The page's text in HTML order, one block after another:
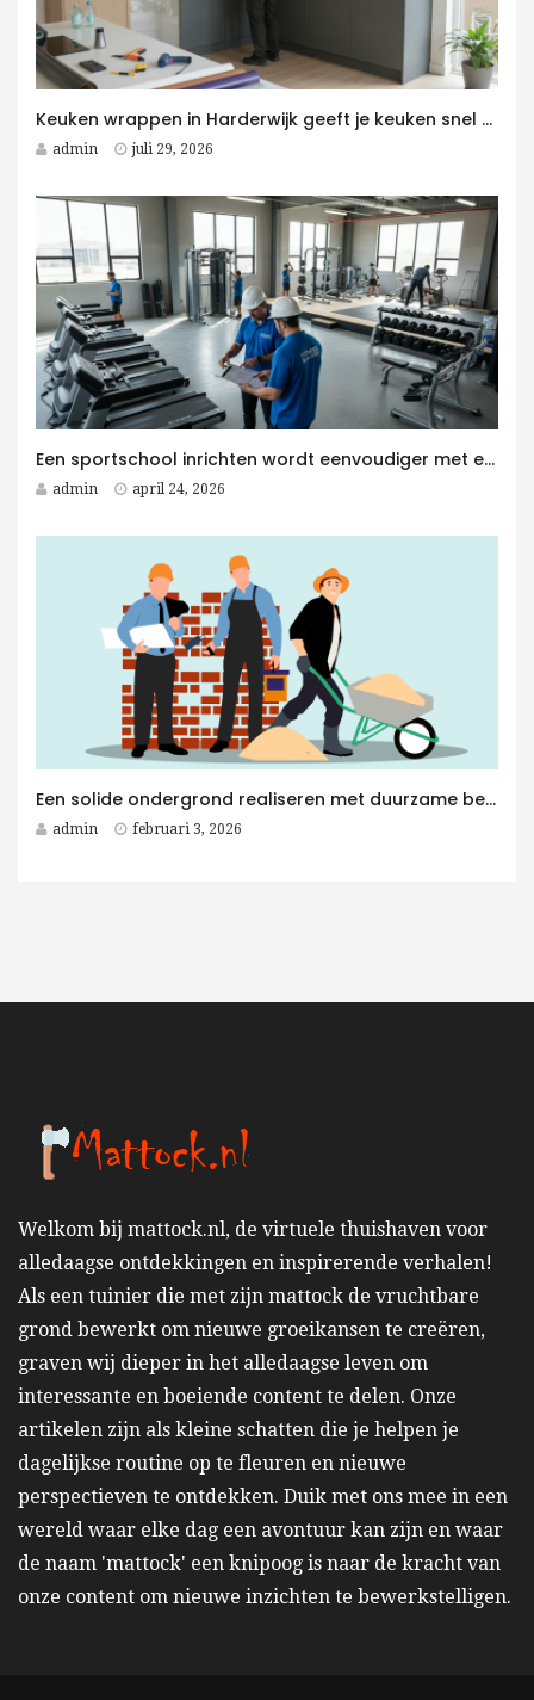
Keuken wrappen in Harderwijk geeft je keuken snel een moderne upgrade
admin juli 29, 2026
Een sportschool inrichten wordt eenvoudiger met een Fitness Aannemer aan je zijde
admin april 24, 2026
Een solide ondergrond realiseren met duurzame betonplaten voor elk betonwerken project
admin februari 3, 2026
Welkom bij mattock.nl, de virtuele thuishaven voor
alledaagse ontdekkingen en inspirerende verhalen!
Als een tuinier die met zijn mattock de vruchtbare
grond bewerkt om nieuwe groeikansen te creëren,
graven wij dieper in het alledaagse leven om
interessante en boeiende content te delen. Onze
artikelen zijn als kleine schatten die je helpen je
dagelijkse routine op te fleuren en nieuwe
perspectieven te ontdekken. Duik met ons mee in een
wereld waar elke dag een avontuur kan zijn en waar
de naam 'mattock' een knipoog is naar de kracht van
onze content om nieuwe inzichten te bewerkstelligen.